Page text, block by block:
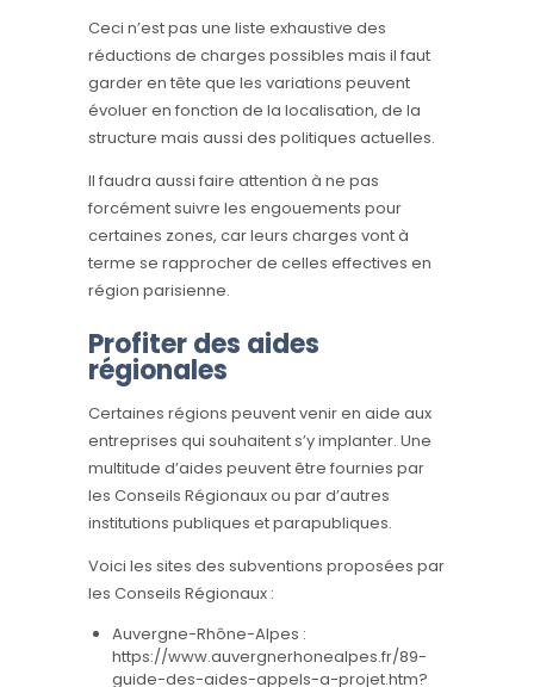
Ceci n’est pas une liste exhaustive des
réductions de charges possibles mais il faut
garder en tête que les variations peuvent
évoluer en fonction de la localisation, de la
structure mais aussi des politiques actuelles.
Il faudra aussi faire attention à ne pas
forcément suivre les engouements pour
certaines zones, car leurs charges vont à
terme se rapprocher de celles effectives en
région parisienne.
Profiter des aides
régionales
Certaines régions peuvent venir en aide aux
entreprises qui souhaitent s’y implanter. Une
multitude d’aides peuvent être fournies par
les Conseils Régionaux ou par d’autres
institutions publiques et parapubliques.
Voici les sites des subventions proposées par
les Conseils Régionaux :
Auvergne-Rhône-Alpes :
https://www.auvergnerhonealpes.fr/89-
guide-des-aides-appels-a-projet.htm?